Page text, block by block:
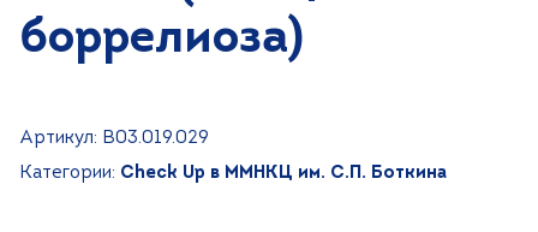
+7 (499) 490-03-03
+7 (800) 600-31-41
8:00-18:00 выходные
боррелиоза)
Артикул: В03.019.029
Категории: Check Up в ММНКЦ им. С.П. Боткина